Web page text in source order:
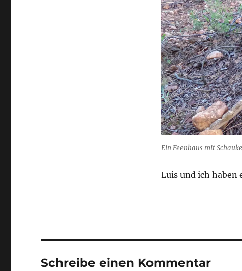
Ein Feenhaus mit
Luis und ich haben
Schreibe einen Kommentar